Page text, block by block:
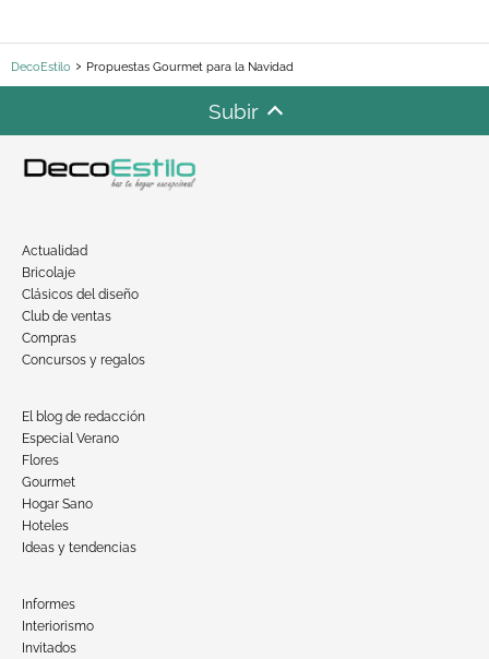
DecoEstilo Propuestas Gourmet para la Navidad
Subir
Actualidad
Bricolaje
Clásicos del diseño
Club de ventas
Compras
Concursos y regalos
El blog de redacción
Especial Verano
Flores
Gourmet
Hogar Sano
Hoteles
Ideas y tendencias
Informes
Interiorismo
Invitados